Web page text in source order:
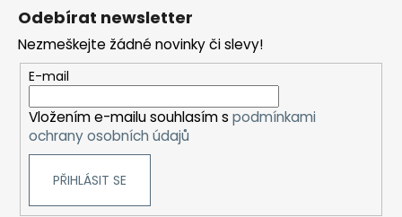
Odebírat newsletter
Nezmeškejte žádné novinky či slevy!
E-mail
Vložením e-mailu souhlasím s podmínkami
ochrany osobních údajů
PŘIHLÁSIT SE